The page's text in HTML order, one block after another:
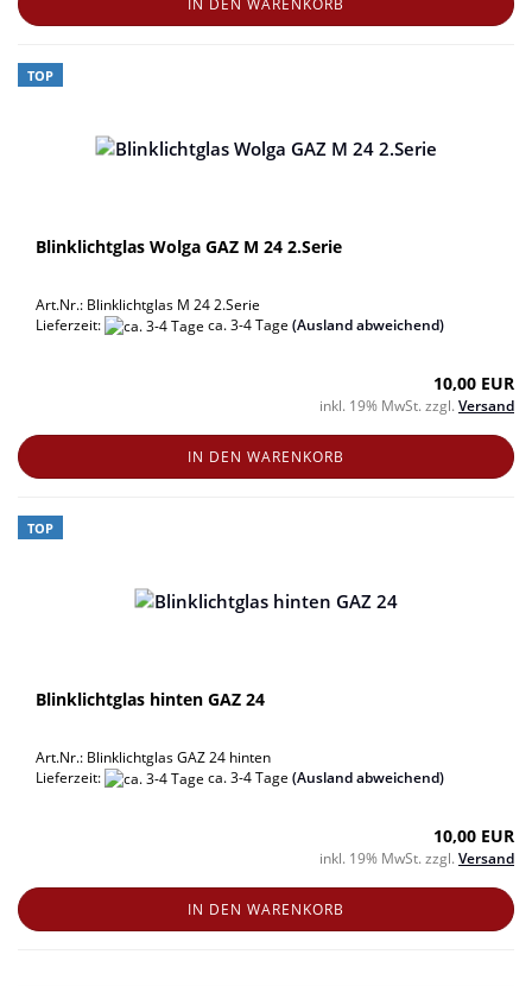
TOP
Blinklichtglas Wolga GAZ M 24 2.Serie
Art.Nr.: Blinklichtglas M 24 2.Serie
Lieferzeit:
ca. 3-4 Tage (Ausland abweichend)
10,00 EUR
inkl. 19% MwSt. zzgl. Versand
IN DEN WARENKORB
TOP
Blinklichtglas hinten GAZ 24
Art.Nr.: Blinklichtglas GAZ 24 hinten
Lieferzeit:
ca. 3-4 Tage (Ausland abweichend)
10,00 EUR
inkl. 19% MwSt. zzgl. Versand
IN DEN WARENKORB